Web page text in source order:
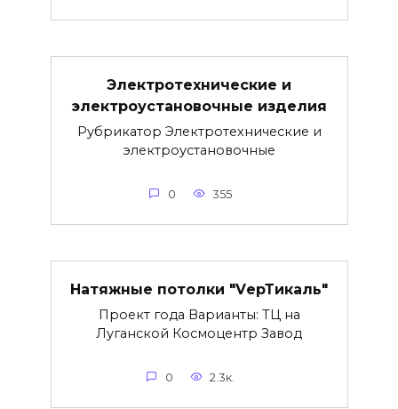
Электротехнические и
электроустановочные изделия
Рубрикатор Электротехнические и
электроустановочные
0 355
Натяжные потолки "VерТикаль"
Проект года Варианты: ТЦ на
Луганской Космоцентр Завод
0 2.3к.